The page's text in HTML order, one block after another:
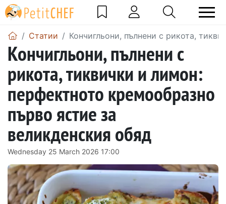
Статии Кончигльони, пълнени с рикота,
Кончигльони, пълнени с
рикота, тиквички и лимон:
перфектното кремообразно
първо ястие за
великденския обяд
Wednesday 25 March 2026 17:00